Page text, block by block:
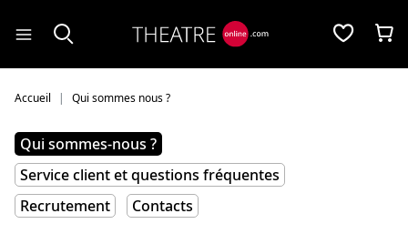
Accueil Qui sommes nous ?
Qui sommes-nous ?
Service client et questions fréquentes
Recrutement
Contacts